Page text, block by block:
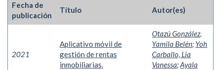
Fecha de
publicación
Título Autor(es)
2021
Aplicativo móvil de
gestión de rentas
inmobiliarias.
Otazú González,
Yamila Belén; Yoh
Carballo, Lia
Vanessa;Ayala